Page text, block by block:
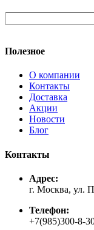
Полезное
О компании
Контакты
Доставка
Акции
Новости
Блог
Контакты
Адрес:
г. Москва, ул.
Телефон:
+7(985)300-8-